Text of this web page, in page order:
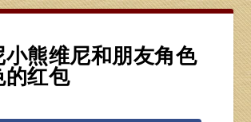
小熊维尼和朋友角色
的红包